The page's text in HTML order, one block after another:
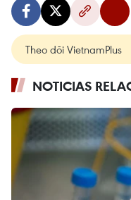
Theo dõi VietnamPlus
NOTICIAS